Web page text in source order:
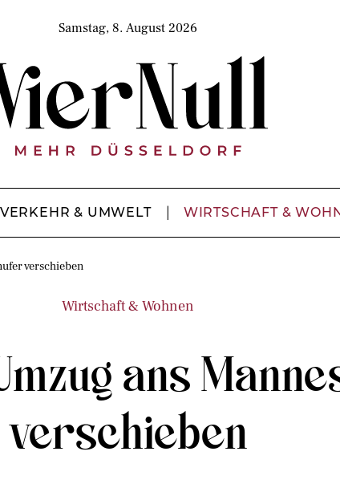
Samstag, 8. August 2026
VERKEHR & UMWELT WIRTSCHAFT &
verschieben
Wirtschaft & Wohnen
ans
verschieben